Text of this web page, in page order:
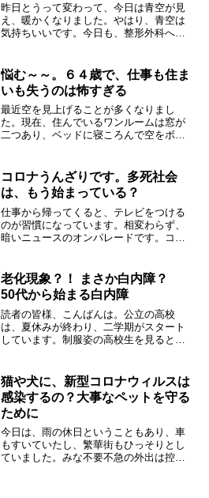
昨日とうって変わって、今日は青空が見
え、暖かくなりました。やはり、青空は
気持ちいいです。今日も、整形外科へリ
んとイライラしてきました。やはり、完
治までは、６か月かかるの...
悩む～～。６４歳で、仕事も住ま
いも失うのは怖すぎる
最近空を見上げることが多くなりまし
た。現在、住んでいるワンルームは窓が
二つあり、ベッドに寝ころんで空をボー
たい人って誰だろう？と考えてみたら。
母でも父でも、もちろん夫で...
コロナうんざりです。多死社会
は、もう始まっている？
仕事から帰ってくると、テレビをつける
のが習慣になっています。相変わらず、
暗いニュースのオンパレードです。コロ
か。この記事を書いたのは２０１９年、
まさにその次の年から、コロ...
老化現象？！ まさか白内障？
50代から始まる白内障
読者の皆様、こんばんは。公立の高校
は、夏休みが終わり、二学期がスタート
しています。制服姿の高校生を見ると、
ったなと思い出していました。もう制服
姿を見ることもないと、ちょ...
猫や犬に、新型コロナウィルスは
感染するの？大事なペットを守る
ために
今日は、雨の休日ということもあり、車
もすいていたし、繁華街もひっそりとし
ていました。みな不要不急の外出は控え